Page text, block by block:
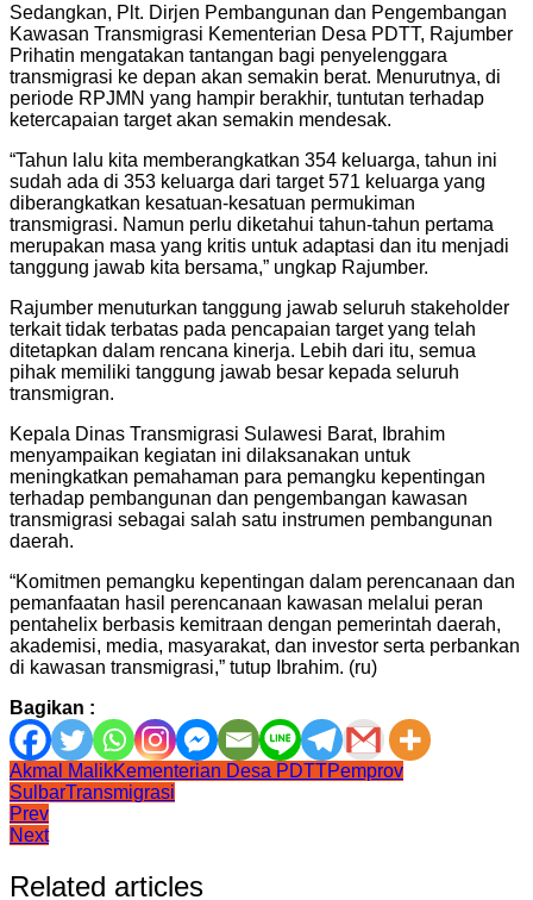
Sedangkan, Plt. Dirjen Pembangunan dan Pengembangan
Kawasan Transmigrasi Kementerian Desa PDTT, Rajumber
Prihatin mengatakan tantangan bagi penyelenggara
transmigrasi ke depan akan semakin berat. Menurutnya, di
periode RPJMN yang hampir berakhir, tuntutan terhadap
ketercapaian target akan semakin mendesak.
“Tahun lalu kita memberangkatkan 354 keluarga, tahun ini
sudah ada di 353 keluarga dari target 571 keluarga yang
diberangkatkan kesatuan-kesatuan permukiman
transmigrasi. Namun perlu diketahui tahun-tahun pertama
merupakan masa yang kritis untuk adaptasi dan itu menjadi
tanggung jawab kita bersama,” ungkap Rajumber.
Rajumber menuturkan tanggung jawab seluruh stakeholder
terkait tidak terbatas pada pencapaian target yang telah
ditetapkan dalam rencana kinerja. Lebih dari itu, semua
pihak memiliki tanggung jawab besar kepada seluruh
transmigran.
Kepala Dinas Transmigrasi Sulawesi Barat, Ibrahim
menyampaikan kegiatan ini dilaksanakan untuk
meningkatkan pemahaman para pemangku kepentingan
terhadap pembangunan dan pengembangan kawasan
transmigrasi sebagai salah satu instrumen pembangunan
daerah.
“Komitmen pemangku kepentingan dalam perencanaan dan
pemanfaatan hasil perencanaan kawasan melalui peran
pentahelix berbasis kemitraan dengan pemerintah daerah,
akademisi, media, masyarakat, dan investor serta perbankan
di kawasan transmigrasi,” tutup Ibrahim. (ru)
Bagikan :
Akmal MalikKementerian Desa PDTTPemprov
SulbarTransmigrasi
Navigasi
pos
Prev
Next
Related articles